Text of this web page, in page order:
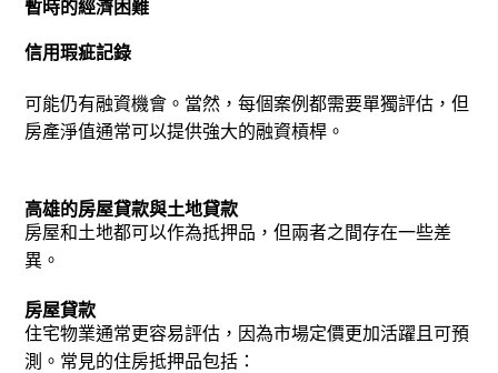
暫時的經濟困難
信用瑕疵記錄
可能仍有融資機會。 當然，每個案例都需要單獨評估，但
房產淨值通常可以提供強大的融資槓桿。
高雄的房屋貸款與土地貸款
房屋和土地都可以作為抵押品，但兩者之間存在一些差
異。
房屋貸款
住宅物業通常更容易評估，因為市場定價更加活躍且可預
測。 常見的住房抵押品包括：